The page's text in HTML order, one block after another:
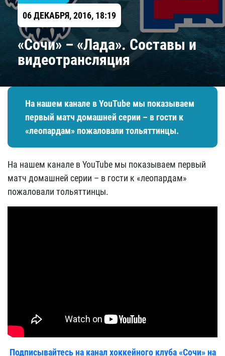
06 ДЕКАБРЯ, 2016, 18:19
«Сочи» – «Лада». Составы и
видеотрансляция
На нашем канале в YouTube мы показываем
первый матч домашней серии – в гости к
«леопардам» пожаловали тольяттинцы.
На нашем канале в YouTube мы показываем первый
матч домашней серии – в гости к «леопардам»
пожаловали тольяттинцы.
Подписывайтесь на канал хоккейного клуба «Сочи» на